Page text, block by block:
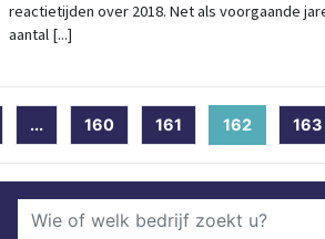
reactietijden over 2018. Net als voorgaande
aantal [...]
... 160 161 162(current)
163